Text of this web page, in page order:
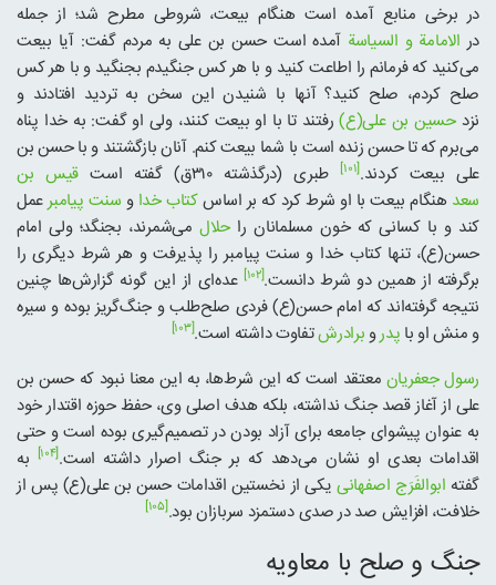
در برخی منابع آمده است هنگام بیعت، شروطی مطرح شد؛ از جمله
در الامامة و السیاسة آمده است حسن بن علی به مردم گفت: آیا بیعت
می‌کنید که فرمانم را اطاعت کنید و با هر کس جنگیدم بجنگید و با هر کس
صلح کردم، صلح کنید؟ آنها با شنیدن این سخن به تردید افتادند و
نزدحسین بن علی(ع)رفتند تا با او بیعت کنند، ولی او گفت: به خدا پناه
می‌برم که تا حسن زنده است با شما بیعت کنم. آنان بازگشتند و با حسن بن
علی بیعت کردند.[۱۰۱] طبری (درگذشته ۳۱۰ق) گفته است
قیس بن
سعد هنگام بیعت با او شرط کرد که بر اساسکتاب خدا و سنت پیامبرعمل
کند و با کسانی که خون مسلمانان را حلالمی‌شمرند، بجنگد؛ ولی امام
حسن(ع)، تنها کتاب خدا و سنت پیامبر را پذیرفت و هر شرط دیگری را
برگرفته از همین دو شرط دانست.[۱۰۲]
عده‌ای از این گونه گزارش‌ها چنین
نتیجه گرفته‌اند که امام حسن(ع) فردی صلح‌طلب و جنگ‌گریز بوده و سیره
و منش او با پدرو برادرشتفاوت داشته است.[۱۰۳]
رسول جعفریان معتقد است که این شرط‌ها، به این معنا نبود که حسن بن
علی از آغاز قصد جنگ نداشته، بلکه هدف اصلی وی، حفظ حوزه اقتدار خود
به عنوان پیشوای جامعه برای آزاد بودن در تصمیم‌گیری بوده است و حتی
اقدامات بعدی او نشان می‌دهد که بر جنگ اصرار داشته است.[۱۰۴]
به
گفته ابوالفَرَج اصفهانی یکی از نخستین اقدامات حسن بن علی(ع) پس از
خلافت، افزایش صد در صدی دستمزد سربازان بود.[۱۰۵]
جنگ و صلح با معاویه